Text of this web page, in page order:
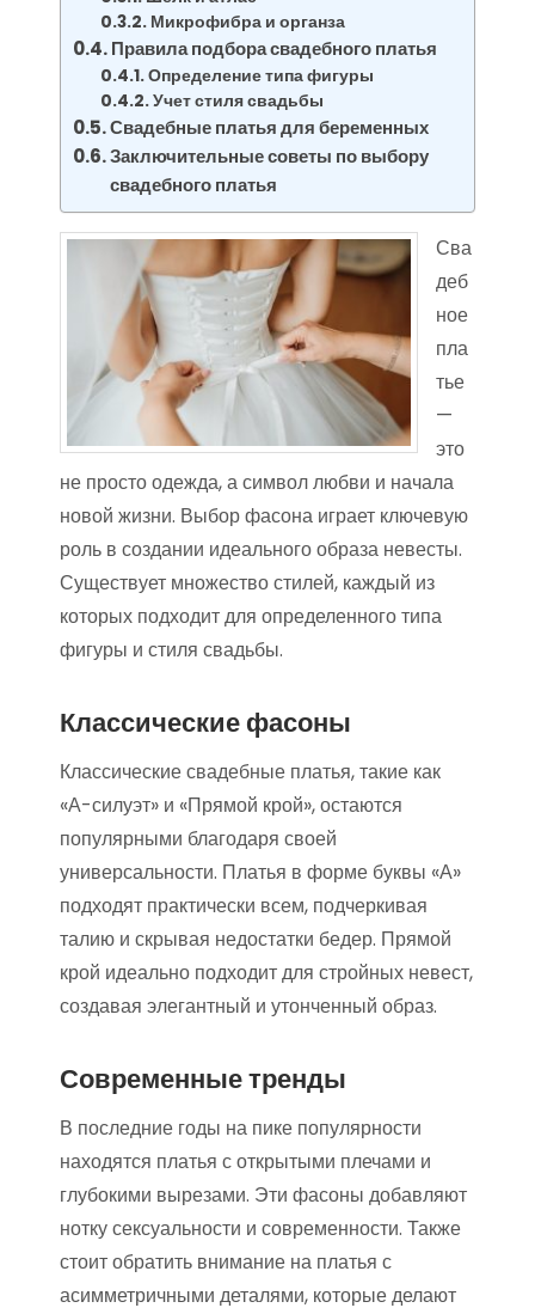
Микрофибра и органза
Правила подбора свадебного платья
Определение типа фигуры
Учет стиля свадьбы
Свадебные платья для беременных
Заключительные советы по выбору
свадебного платья
Сва
деб
ное
пла
тье
—
это
не просто одежда, а символ любви и начала
новой жизни. Выбор фасона играет ключевую
роль в создании идеального образа невесты.
Существует множество стилей, каждый из
которых подходит для определенного типа
фигуры и стиля свадьбы.
Классические фасоны
Классические свадебные платья, такие как
«А-силуэт» и «Прямой крой», остаются
популярными благодаря своей
универсальности. Платья в форме буквы «А»
подходят практически всем, подчеркивая
талию и скрывая недостатки бедер. Прямой
крой идеально подходит для стройных невест,
создавая элегантный и утонченный образ.
Современные тренды
В последние годы на пике популярности
находятся платья с открытыми плечами и
глубокими вырезами. Эти фасоны добавляют
нотку сексуальности и современности. Также
стоит обратить внимание на платья с
асимметричными деталями, которые делают